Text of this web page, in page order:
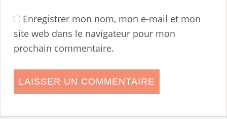
Enregistrer mon nom, mon e-mail et mon
site web dans le navigateur pour mon
prochain commentaire.